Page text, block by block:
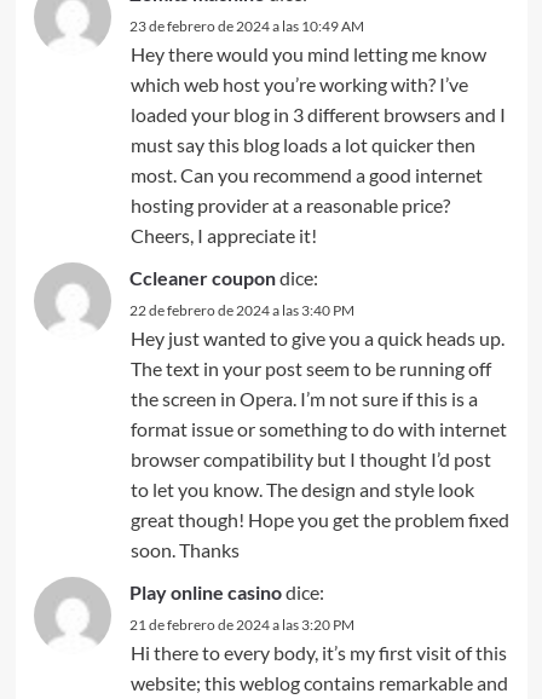
23 de febrero de 2024 a las 10:49 AM
Hey there would you mind letting me know
which web host you’re working with? I’ve
loaded your blog in 3 different browsers and I
must say this blog loads a lot quicker then
most. Can you recommend a good internet
hosting provider at a reasonable price?
Cheers, I appreciate it!
Ccleaner coupondice:
22 de febrero de 2024 a las 3:40 PM
Hey just wanted to give you a quick heads up.
The text in your post seem to be running off
the screen in Opera. I’m not sure if this is a
format issue or something to do with internet
browser compatibility but I thought I’d post
to let you know. The design and style look
great though! Hope you get the problem fixed
soon. Thanks
Play online casinodice:
21 de febrero de 2024 a las 3:20 PM
Hi there to every body, it’s my first visit of this
website; this weblog contains remarkable and